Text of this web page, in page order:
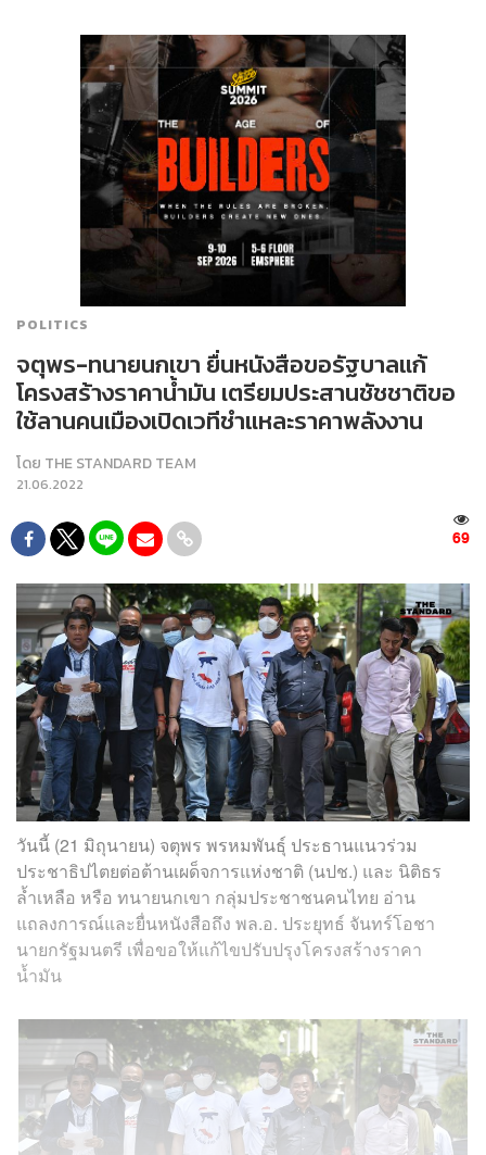
POLITICS
จตุพร-ทนายนกเขา ยื่นหนังสือขอรัฐบาลแก้
โครงสร้างราคาน้ำมัน เตรียมประสานชัชชาติขอ
ใช้ลานคนเมืองเปิดเวทีชำแหละราคาพลังงาน
โดย THE STANDARD TEAM
21.06.2022
69
วันนี้ (21​ มิถุนายน) จตุพร พรหมพันธุ์ ประธานแนวร่วม
ประชาธิปไตยต่อต้านเผด็จการแห่งชาติ (นปช.) และ นิติธร
ล้ำเหลือ หรือ ทนายนกเขา กลุ่มประชาชนคนไทย อ่าน
แถลงการณ์และยื่นหนังสือถึง พล.อ. ประยุทธ์ จันทร์โอชา
นายกรัฐมนตรี เพื่อขอให้แก้ไขปรับปรุงโครงสร้างราคา
น้ำมัน